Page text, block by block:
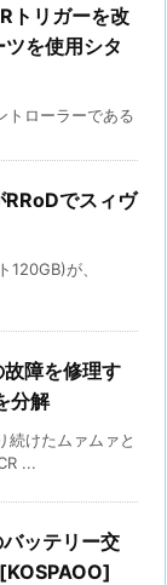
トリガーを改
を使用シタ
トローラーである
でスィヴ
120GB)が、
障を修理す
分解
続けたムァムァと
...
ッテリー交